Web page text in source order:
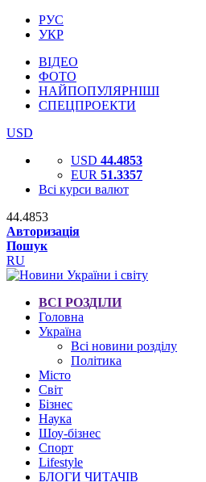
РУС
УКР
ВІДЕО
ФОТО
НАЙПОПУЛЯРНІШІ
СПЕЦПРОЕКТИ
USD
USD 44.4853
EUR 51.3357
Всі курси валют
44.4853
Авторизація
Пошук
RU
ВСІ РОЗДІЛИ
Головна
Україна
Всі новини розділу
Політика
Місто
Світ
Бізнес
Наука
Шоу-бізнес
Спорт
Lifestyle
БЛОГИ ЧИТАЧІВ